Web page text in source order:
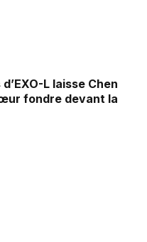
L laisse Chen
fondre devant la